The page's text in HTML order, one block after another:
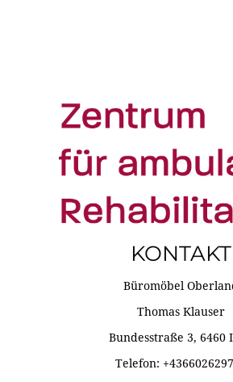
KONTAKT
Büromöbel
Thomas Klauser
Bundesstraße 3, 6460
Telefon: